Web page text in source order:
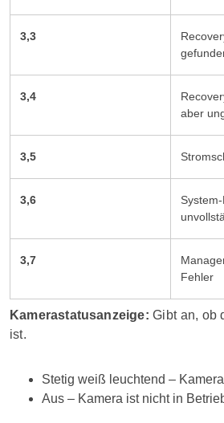
3,3
3,4
aber
3,5
3,6
3,7
Fehler
Kamerastatusanzeige: Gibt an, ob
ist.
Stetig weiß leuchtend –
Aus – Kamera ist nicht in